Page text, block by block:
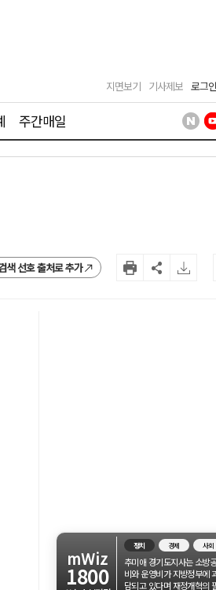
지면보기 기사제보 로그인
주간매일
색 선호 출처로 추가
mWiz
1800
정치 경제 사회
추미애 경기도지사는 소방
비와 운영비가 지방정부에
담되고 있다며 재정개혁의